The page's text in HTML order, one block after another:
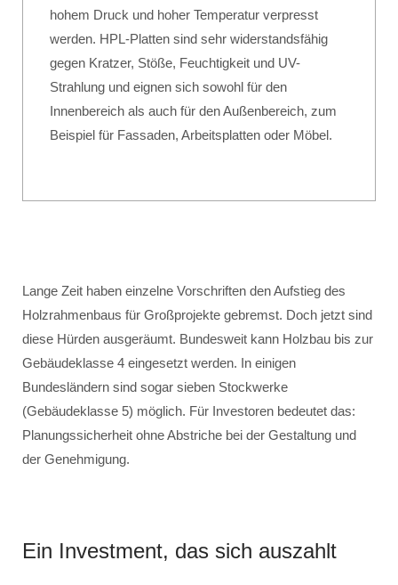
hohem Druck und hoher Temperatur verpresst
werden. HPL-Platten sind sehr widerstandsfähig
gegen Kratzer, Stöße, Feuchtigkeit und UV-
Strahlung und eignen sich sowohl für den
Innenbereich als auch für den Außenbereich, zum
Beispiel für Fassaden, Arbeitsplatten oder Möbel.
Lange Zeit haben einzelne Vorschriften den Aufstieg des
Holzrahmenbaus für Großprojekte gebremst. Doch jetzt sind
diese Hürden ausgeräumt. Bundesweit kann Holzbau bis zur
Gebäudeklasse 4 eingesetzt werden. In einigen
Bundesländern sind sogar sieben Stockwerke
(Gebäudeklasse 5) möglich. Für Investoren bedeutet das:
Planungssicherheit ohne Abstriche bei der Gestaltung und
der Genehmigung.
Ein Investment, das sich auszahlt